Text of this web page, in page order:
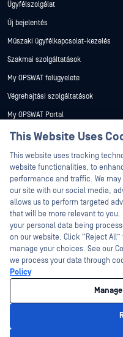
Ügyfélszolgálat
Új bejelentés
Műszaki ügyfélkapcsolat-kezelés
Szakmai szolgáltatások
My OPSWAT felügyelete
Végrehajtási szolgáltatások
My OPSWAT Portal
Műszaki dokumentáció
Képzések
Biztonsági sebezhetőségi program
Partnerek
Tanúsítvány
Technológiai partnerek
Channel partner program
©2026 OPSWAT . Minden jog
MetaAccess, az OPSWAT , Trust no
World's Critical Infrastructure, Deep
DFI, RetroHunt, Deep File Inspection
harmadik felek védjegyei a
This Website Uses
This website uses tracking
website functionalities, to
performance and traffic. We
our site with our social media,
allows us to perform targeted
that will be more relevant to
your personal data being
on our website. Click “Reject
manage your choices. See our
we process your data through
Policy
Hey
I'm
How
today?